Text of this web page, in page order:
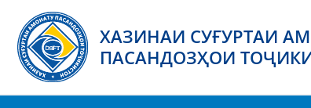
ХАЗИНАИ СУҒУРТАИ
ПАСАНДОЗҲОИ